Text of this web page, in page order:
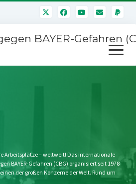
BAYER-Gefahren
Menü
öffnen
Arbeitsplätze – weltweit! Das internationale
BAYER-Gefahren (CBG) organisiert seit 1978
der großen Konzerne der Welt. Rund um